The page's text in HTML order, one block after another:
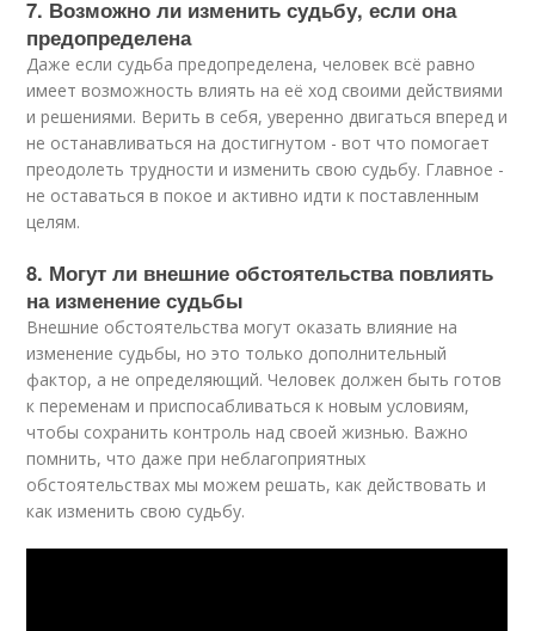
7. Возможно ли изменить судьбу, если она
предопределена
Даже если судьба предопределена, человек всё равно
имеет возможность влиять на её ход своими действиями
и решениями. Верить в себя, уверенно двигаться вперед и
не останавливаться на достигнутом - вот что помогает
преодолеть трудности и изменить свою судьбу. Главное -
не оставаться в покое и активно идти к поставленным
целям.
8. Могут ли внешние обстоятельства повлиять
на изменение судьбы
Внешние обстоятельства могут оказать влияние на
изменение судьбы, но это только дополнительный
фактор, а не определяющий. Человек должен быть готов
к переменам и приспосабливаться к новым условиям,
чтобы сохранить контроль над своей жизнью. Важно
помнить, что даже при неблагоприятных
обстоятельствах мы можем решать, как действовать и
как изменить свою судьбу.